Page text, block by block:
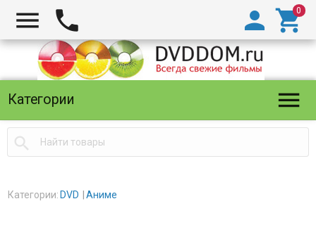
  

Категории 

Категории: DVD Аниме